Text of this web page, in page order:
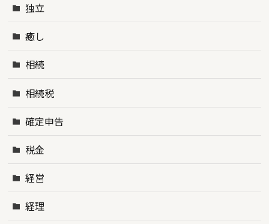
独立
癒し
相続
相続税
確定申告
税金
経営
経理